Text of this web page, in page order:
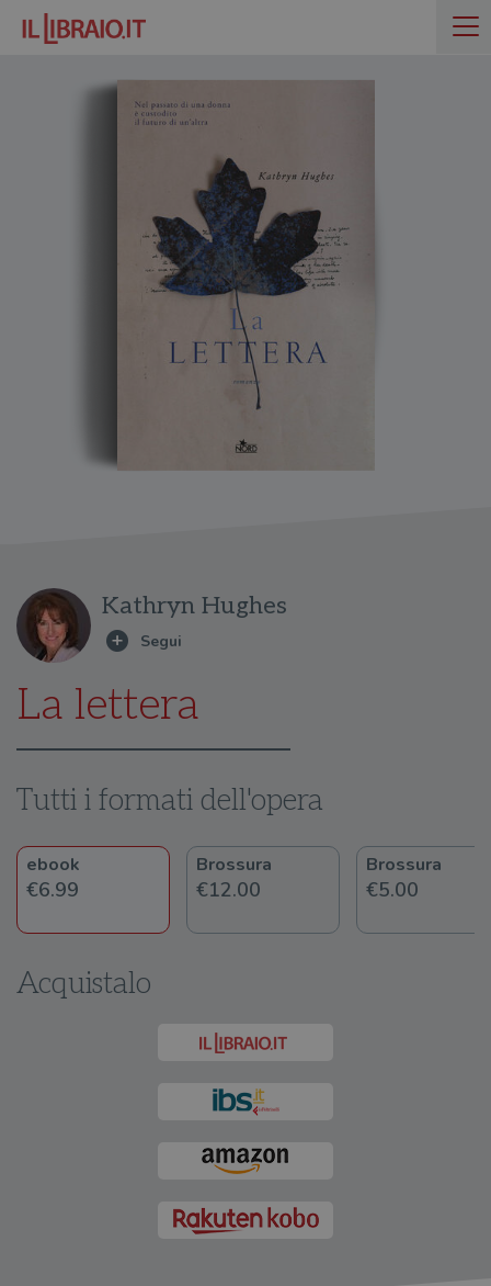
Kathryn Hughes
La lettera
Tutti i formati dell'opera
ebook
€6.99
Brossura
€12.00
Brossura
€5.00
Acquistalo